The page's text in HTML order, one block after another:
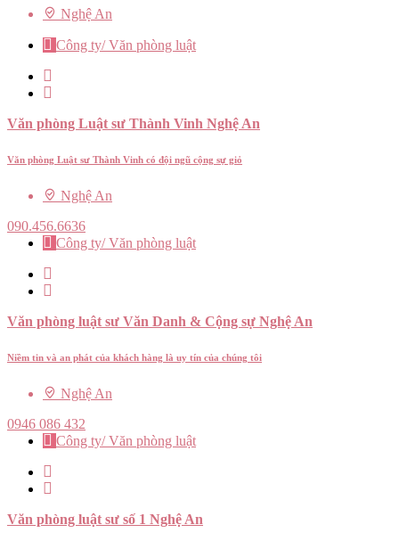
Nghệ An
Công ty/ Văn phòng luật
Văn phòng Luật sư Thành Vinh Nghệ An
Văn phòng Luật sư Thành Vinh có đội ngũ cộng sự giỏ
Nghệ An
090.456.6636
Công ty/ Văn phòng luật
Văn phòng luật sư Văn Danh & Cộng sự Nghệ An
Niềm tin và an phát của khách hàng là uy tín của chúng tôi
Nghệ An
0946 086 432
Công ty/ Văn phòng luật
Văn phòng luật sư số 1 Nghệ An